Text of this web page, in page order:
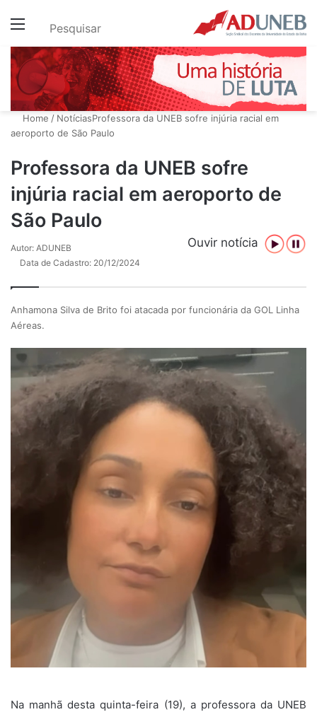
Menu Pesquisar
Home / NotíciasProfessora da UNEB sofre injúria racial em
aeroporto de São Paulo
Professora da UNEB sofre
injúria racial em aeroporto de
São Paulo
Ouvir notícia
Autor: ADUNEB
Data de Cadastro: 20/12/2024
Anhamona Silva de Brito foi atacada por funcionária da GOL Linha
Aéreas.
Na manhã desta quinta-feira (19), a professora da UNEB